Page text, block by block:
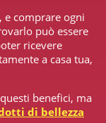
e comprare ogni
può essere
ricevere
a casa tua,
benefici, ma
di bellezza